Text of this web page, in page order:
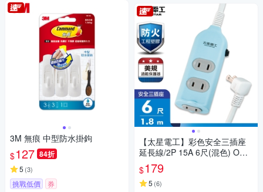
3M 無痕 中型防水掛鉤
$127 84折
5 (3)
挑戰低價 券
【太星電工】彩色安全三插座
延長線/2P 15A 6尺(混色) OCU
30206
$179
5 (6)